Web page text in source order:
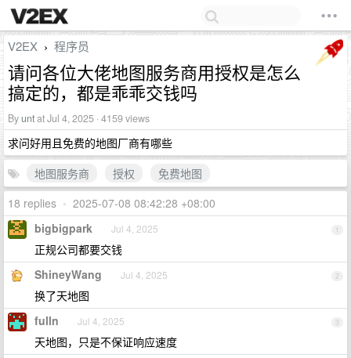
V2EX › 程序员
请问各位大佬地图服务商用授权是怎么
搞定的，都是乖乖交钱吗
Byuntat Jul 4, 2025 · 4159 views
求问好用且免费的地图厂商有哪些
地图服务商
授权
免费地图
18 replies • 2025-07-08 08:42:28 +08:00
1
bigbigpark Jul 4, 2025
正规公司都要交钱
2
ShineyWang Jul 4, 2025
换了天地图
3
fulln Jul 4, 2025
天地图，只是不保证响应速度